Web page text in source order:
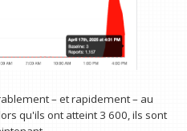
– et rapidement – au
qu'ils ont atteint 3 600, ils sont